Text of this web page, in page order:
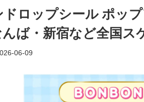
ドロップシール ポッ
ば・新宿など全国ス
06-09